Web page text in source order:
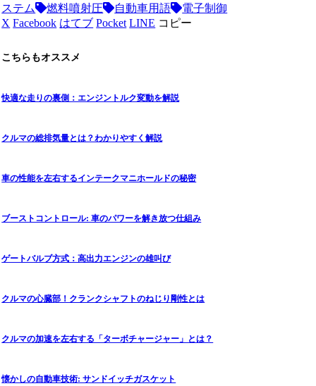
ステム
燃料噴射圧 自動車用語
電子制御
X Facebook はてブ Pocket LINE コピー
こちらもオススメ
快適な走りの裏側：エンジントルク変動を解説
クルマの総排気量とは？わかりやすく解説
車の性能を左右するインテークマニホールドの秘密
ブーストコントロール: 車のパワーを解き放つ仕組み
ゲートバルブ方式：高出力エンジンの雄叫び
クルマの心臓部！クランクシャフトのねじり剛性とは
クルマの加速を左右する「ターボチャージャー」とは？
懐かしの自動車技術: サンドイッチガスケット